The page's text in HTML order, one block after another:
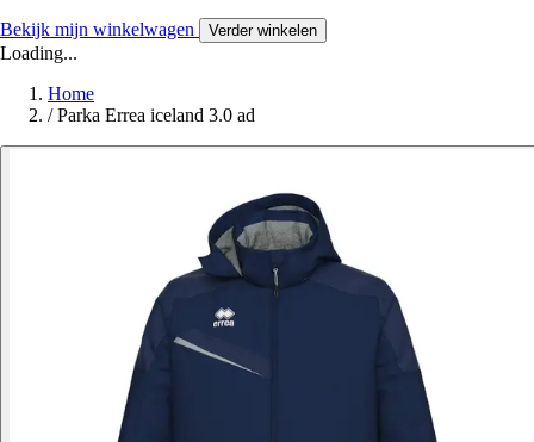
Bekijk mijn winkelwagen Verder winkelen
Loading...
Home
/ Parka Errea iceland 3.0 ad